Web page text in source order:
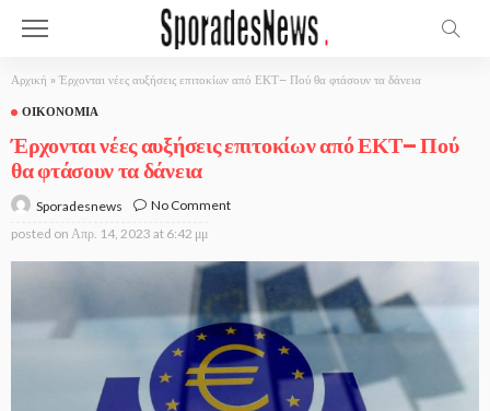
Αρχική »Έρχονται νέες αυξήσεις επιτοκίων από ΕΚΤ– Πού θα φτάσουν τα δάνεια
ΟΙΚΟΝΟΜΊΑ
Έρχονται νέες αυξήσεις επιτοκίων από ΕΚΤ– Πού
θα φτάσουν τα δάνεια
Sporadesnews
No Comment
posted on Απρ. 14, 2023 at 6:42 μμ